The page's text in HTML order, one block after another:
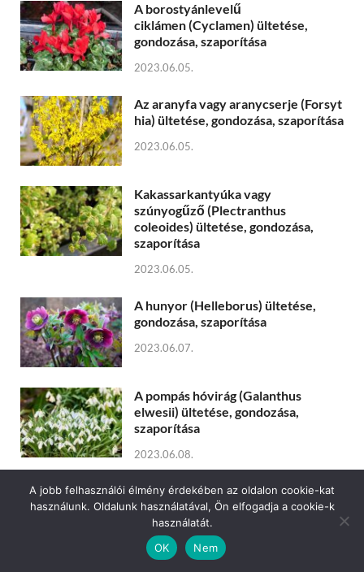
A borostyánlevelű
ciklámen (Cyclamen) ültetése,
gondozása, szaporítása
2023.06.05.
Az aranyfa vagy aranycserje (Forsyt
hia) ültetése, gondozása, szaporítása
2023.06.05.
Kakassarkantyúka vagy
szúnyogűző (Plectranthus
coleoides) ültetése, gondozása,
szaporítása
2023.06.05.
A hunyor (Helleborus) ültetése,
gondozása, szaporítása
2023.06.07.
A pompás hóvirág (Galanthus
elwesii) ültetése, gondozása,
szaporítása
2023.06.08.
VIRÁG CÍMKÉK:
bokros virágok
A jobb felhasználói élmény érdekében az oldalon cookie-kat
használunk. Oldalunk használatával, Ön elfogadja a cookie-k
használatát.
OK
Nem